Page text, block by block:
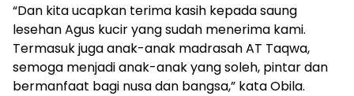
“Dan kita ucapkan terima kasih kepada saung
lesehan Agus kucir yang sudah menerima kami.
Termasuk juga anak-anak madrasah AT Taqwa,
semoga menjadi anak-anak yang soleh, pintar dan
bermanfaat bagi nusa dan bangsa,” kata Obila.